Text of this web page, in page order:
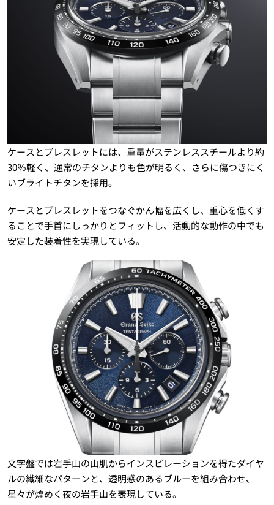
ケースとブレスレットには、重量がステンレススチールより約
30％軽く、通常のチタンよりも色が明るく、さらに傷つきにく
いブライトチタンを採用。
ケースとブレスレットをつなぐかん幅を広くし、重心を低くす
ることで手首にしっかりとフィットし、活動的な動作の中でも
安定した装着性を実現している。
文字盤では岩手山の山肌からインスピレーションを得たダイヤ
ルの繊細なパターンと、透明感のあるブルーを組み合わせ、
星々が煌めく夜の岩手山を表現している。